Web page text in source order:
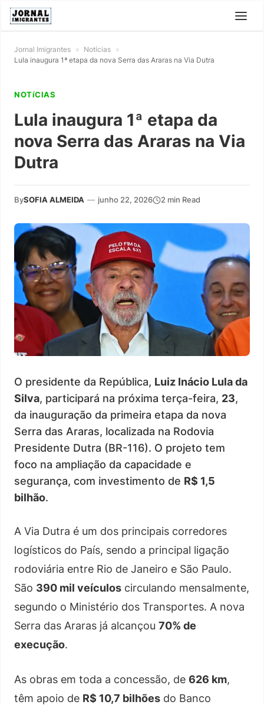
Jornal Imigrantes » Notícias »
Lula inaugura 1ª etapa da nova Serra das Araras na Via Dutra
NOTíCIAS
Lula inaugura 1ª etapa da
nova Serra das Araras na Via
Dutra
BySOFIA ALMEIDA — junho 22, 2026 2 min Read
O presidente da República, Luiz Inácio Lula da
Silva, participará na próxima terça-feira, 23,
da inauguração da primeira etapa da nova
Serra das Araras, localizada na Rodovia
Presidente Dutra (BR-116). O projeto tem
foco na ampliação da capacidade e
segurança, com investimento de R$ 1,5
bilhão.
A Via Dutra é um dos principais corredores
logísticos do País, sendo a principal ligação
rodoviária entre Rio de Janeiro e São Paulo.
São 390 mil veículos circulando mensalmente,
segundo o Ministério dos Transportes. A nova
Serra das Araras já alcançou 70% de
execução.
As obras em toda a concessão, de 626 km,
têm apoio de R$ 10,7 bilhões do Banco